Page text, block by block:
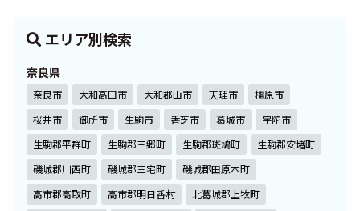
エリア別検索
奈良県
奈良市 大和高田市 大和郡山市 天理市
橿原市
桜井市
御所市 生駒市 香芝市 葛城市
宇陀市
生駒郡平群町
生駒郡三郷町 生駒郡斑鳩町
生駒郡安堵町
磯城郡川西町
磯城郡三宅町
磯城郡田原本町
高市郡高取町
高市郡明日香村
北葛城郡上牧町